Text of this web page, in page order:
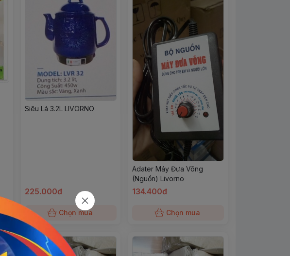
Siêu Lá 3.2L LIVORNO
225.000đ
Chọn mua
Adater Máy Đưa Võng
(Nguồn) Livorno
134.400đ
Chọn mua